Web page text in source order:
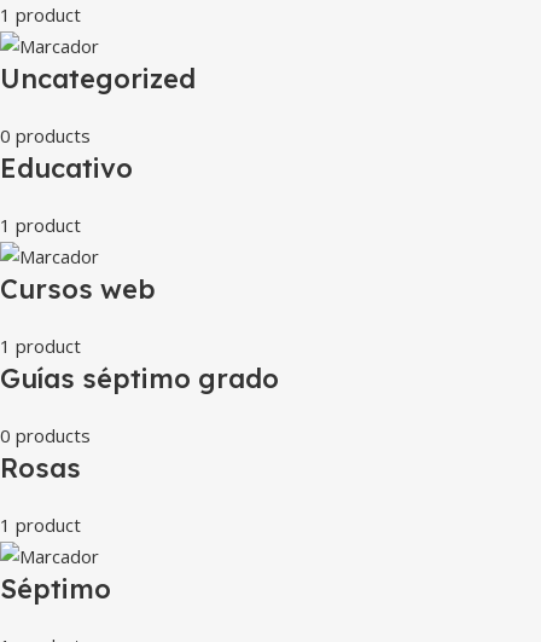
1 product
Uncategorized
0 products
Educativo
1 product
Cursos web
1 product
Guías séptimo grado
0 products
Rosas
1 product
Séptimo